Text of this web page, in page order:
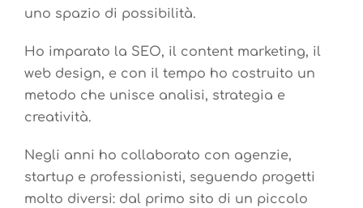
uno spazio di possibilità.
Ho imparato la SEO, il content marketing, il
web design, e con il tempo ho costruito un
metodo che unisce analisi, strategia e
creatività.
Negli anni ho collaborato con agenzie,
startup e professionisti, seguendo progetti
molto diversi: dal primo sito di un piccolo